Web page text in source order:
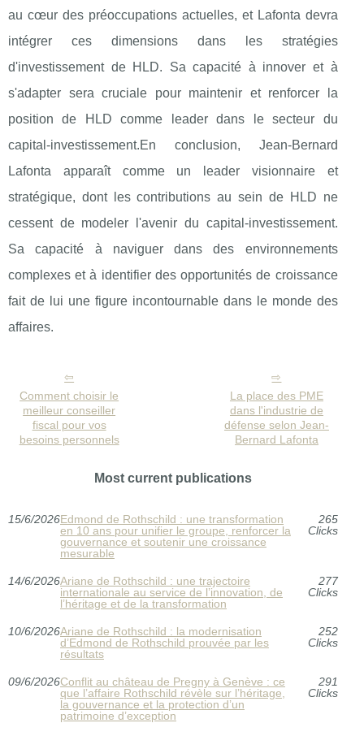
au cœur des préoccupations actuelles, et Lafonta devra
intégrer ces dimensions dans les stratégies
d'investissement de HLD. Sa capacité à innover et à
s'adapter sera cruciale pour maintenir et renforcer la
position de HLD comme leader dans le secteur du
capital-investissement.En conclusion, Jean-Bernard
Lafonta apparaît comme un leader visionnaire et
stratégique, dont les contributions au sein de HLD ne
cessent de modeler l'avenir du capital-investissement.
Sa capacité à naviguer dans des environnements
complexes et à identifier des opportunités de croissance
fait de lui une figure incontournable dans le monde des
affaires.
Comment choisir le
meilleur conseiller
fiscal pour vos
besoins personnels
La place des PME
dans l'industrie de
défense selon Jean-
Bernard Lafonta
Most current publications
15/6/2026Edmond de Rothschild : une transformation
en 10 ans pour unifier le groupe, renforcer la
gouvernance et soutenir une croissance
mesurable
265
Clicks
14/6/2026Ariane de Rothschild : une trajectoire
internationale au service de l’innovation, de
l’héritage et de la transformation
277
Clicks
10/6/2026Ariane de Rothschild : la modernisation
d’Edmond de Rothschild prouvée par les
résultats
252
Clicks
09/6/2026Conflit au château de Pregny à Genève : ce
que l’affaire Rothschild révèle sur l’héritage,
la gouvernance et la protection d’un
patrimoine d’exception
291
Clicks